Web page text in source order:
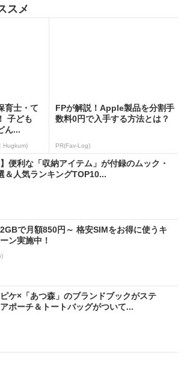
スメ
育士・て
子ども
ん...
Hugkum)
FPが解説！Apple製品を分割手
数料0円で入手する方法とは？
PR(Fav-Log)
】便利な「収納アイテム」が付録のムック・
＆人気ランキングTOP10...
で月額850円～ 格安SIMをお得に使うキ
ン実施中！
ケ×「あつ森」のブランドブックがステ
ポーチ＆トートバッグがついて...